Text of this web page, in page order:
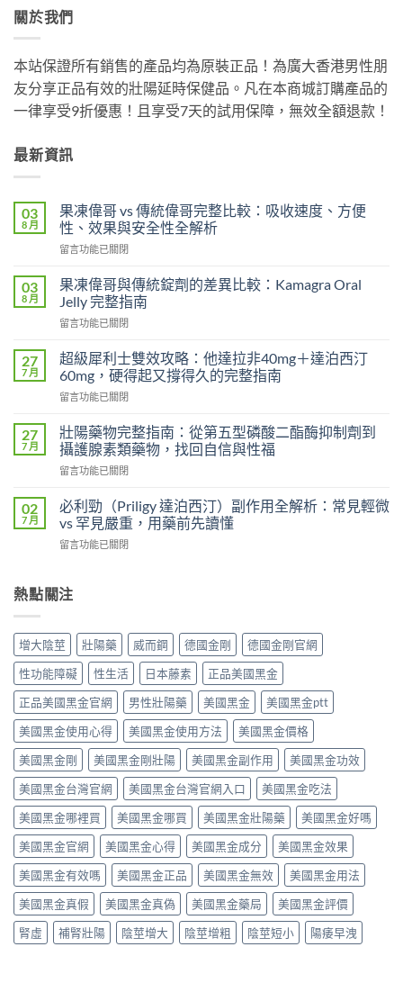
關於我們
本站保證所有銷售的產品均為原裝正品！為廣大香港男性朋
友分享正品有效的壯陽延時保健品。凡在本商城訂購產品的
一律享受9折優惠！且享受7天的試用保障，無效全額退款！
最新資訊
03
8 月
果凍偉哥 vs 傳統偉哥完整比較：吸收速度、方便
性、效果與安全性全解析
在
凍
偉
哥
vs
統
偉
完
比
較：
收
度、
方
便
果
與
全
性
全
解
析〉
中
留言功能已關閉
03
8 月
果凍偉哥與傳統錠劑的差異比較：Kamagra Oral
Jelly 完整指南
在
凍
偉
哥
與
統
錠
劑
的
異
比
Kamagra
完
南〉
中
留言功能已關閉
27
7 月
超級犀利士雙效攻略：他達拉非40mg＋達泊西汀
60mg，硬得起又撐得久的完整指南
在
級
犀
利
士
效
他
非
達
泊
西
汀
60mg，
硬
得
起
又
撐
得
久
的
完
整
指
南〉
中
留言功能已關閉
27
7 月
壯陽藥物完整指南：從第五型磷酸二酯酶抑制劑到
攝護腺素類藥物，找回自信與性福
在
陽
藥
物
完
南：
五
型
磷
酸
二
酯
酶
抑
制
劑
到
攝
護
腺
素
類
藥
物，
找
回
自
留言功能已關閉
02
7 月
必利勁（Priligy 達泊西汀）副作用全解析：常見輕微
vs 罕見嚴重，用藥前先讀懂
在
勁
（Priligy
泊
西
汀）
副
作
用
全
解
析：
常
見
輕
微
vs
罕
見
嚴
重，
用
藥
前
留言功能已關閉
熱點關注
增大陰莖 壯陽藥 威而鋼 德國金剛
德國金剛官網
性功能障礙
性生活 日本藤素
正品美國黑金
正品美國黑金官網
男性壯陽藥 美國黑金
美國黑金ptt
美國黑金使用心得
美國黑金使用方法
美國黑金價格
美國黑金剛
美國黑金剛壯陽 美國黑金副作用
美國黑金功效
美國黑金台灣官網
美國黑金台灣官網入口
美國黑金吃法
美國黑金哪裡買
美國黑金哪買 美國黑金壯陽藥
美國黑金好嗎
美國黑金官網
美國黑金心得 美國黑金成分
美國黑金效果
美國黑金有效嗎
美國黑金正品 美國黑金無效
美國黑金用法
美國黑金真假
美國黑金真偽 美國黑金藥局
美國黑金評價
腎虛
補腎壯陽 陰莖增大 陰莖增粗 陰莖短小 陽痿早洩